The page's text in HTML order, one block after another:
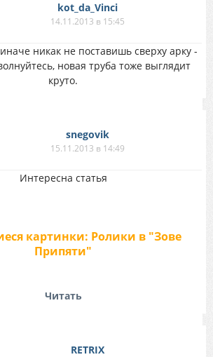
kot_da_Vinci
14.11.2013 в 15:45
никак не поставишь сверху арку -
новая труба тоже выглядит
круто.
snegovik
15.11.2013 в 14:49
Интересна статья
картинки: Ролики в "Зове
Припяти"
Читать
RETRIX